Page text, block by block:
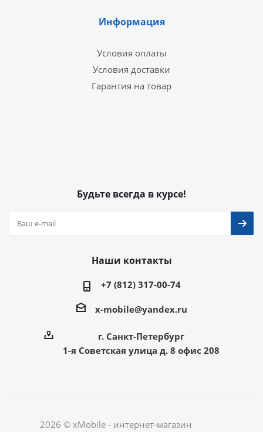
Информация
Условия оплаты
Условия доставки
Гарантия на товар
Будьте всегда в курсе!
Наши контакты
+7 (812) 317-00-74
x-mobile@yandex.ru
г. Санкт-Петербург
1-я Советская улица д. 8 офис 208
2026 © xMobile - интернет-магазин